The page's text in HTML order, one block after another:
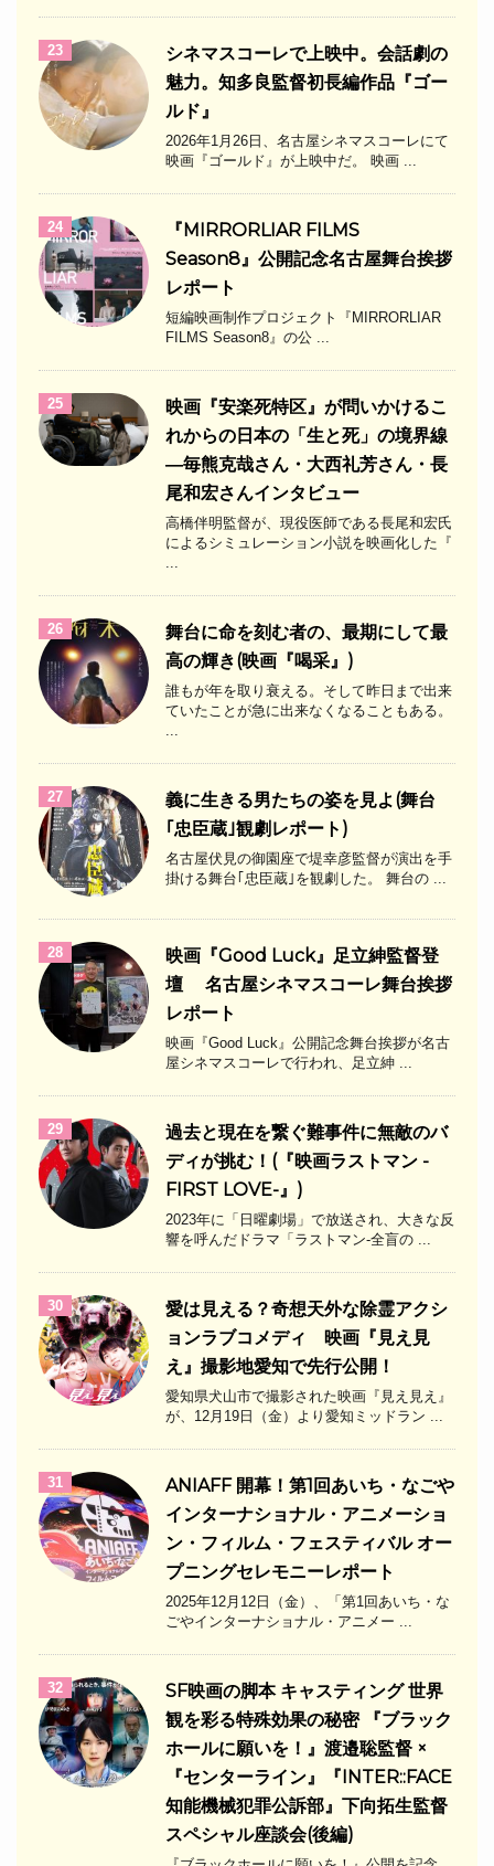
23
シネマスコーレで上映中。会話劇の
魅力。知多良監督初長編作品『ゴー
ルド』
2026年1月26日、名古屋シネマスコーレにて
映画『ゴールド』が上映中だ。 映画 ...
24
『MIRRORLIAR FILMS
Season8』公開記念名古屋舞台挨拶
レポート
短編映画制作プロジェクト『MIRRORLIAR
FILMS Season8』の公 ...
25
映画『安楽死特区』が問いかけるこ
れからの日本の「生と死」の境界線
―毎熊克哉さん・大西礼芳さん・長
尾和宏さんインタビュー
高橋伴明監督が、現役医師である長尾和宏氏
によるシミュレーション小説を映画化した『
26
舞台に命を刻む者の、最期にして最
高の輝き(映画『喝采』)
誰もが年を取り衰える。そして昨日まで出来
ていたことが急に出来なくなることもある。
27
義に生きる男たちの姿を見よ(舞台
｢忠臣蔵｣観劇レポート)
名古屋伏見の御園座で堤幸彦監督が演出を手
掛ける舞台｢忠臣蔵｣を観劇した。 舞台の ...
28
映画『Good Luck』足立紳監督登
壇 名古屋シネマスコーレ舞台挨拶
レポート
映画『Good Luck』公開記念舞台挨拶が名古
屋シネマスコーレで行われ、足立紳 ...
29
過去と現在を繋ぐ難事件に無敵のバ
ディが挑む！(『映画ラストマン -
FIRST LOVE-』)
2023年に「日曜劇場」で放送され、大きな反
響を呼んだドラマ「ラストマン-全盲の ...
30
愛は見える？奇想天外な除霊アクシ
ョンラブコメディ 映画『見え見
え』撮影地愛知で先行公開！
愛知県犬山市で撮影された映画『見え見え』
が、12月19日（金）より愛知ミッドラン ...
31
ANIAFF 開幕！第1回あいち・なごや
インターナショナル・アニメーショ
ン・フィルム・フェスティバル オー
プニングセレモニーレポート
2025年12月12日（金）、「第1回あいち・な
ごやインターナショナル・アニメー ...
32
SF映画の脚本 キャスティング 世界
観を彩る特殊効果の秘密 『ブラック
ホールに願いを！』渡邉聡監督 ×
『センターライン』『INTER::FACE
知能機械犯罪公訴部』下向拓生監督
スペシャル座談会(後編)